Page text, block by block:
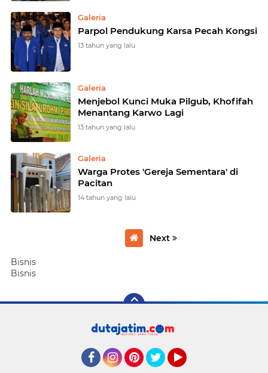
Galeria
Parpol Pendukung Karsa Pecah Kongsi
13 tahun yang lalu
Galeria
Menjebol Kunci Muka Pilgub, Khofifah
Menantang Karwo Lagi
13 tahun yang lalu
Galeria
Warga Protes 'Gereja Sementara' di
Pacitan
14 tahun yang lalu
Next
Bisnis
Bisnis